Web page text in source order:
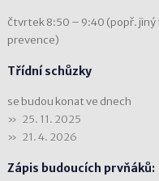
čtvrtek 8:50 – 9:40 (popř.
prevence)
Třídní schůzky
se budou konat ve dnech
25. 11. 2025
21. 4. 2026
Zápis budoucích prvňáků: